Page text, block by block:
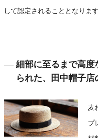
して認定されることとなります
細部に至るまで高
られた、田中帽子店
麦
プ